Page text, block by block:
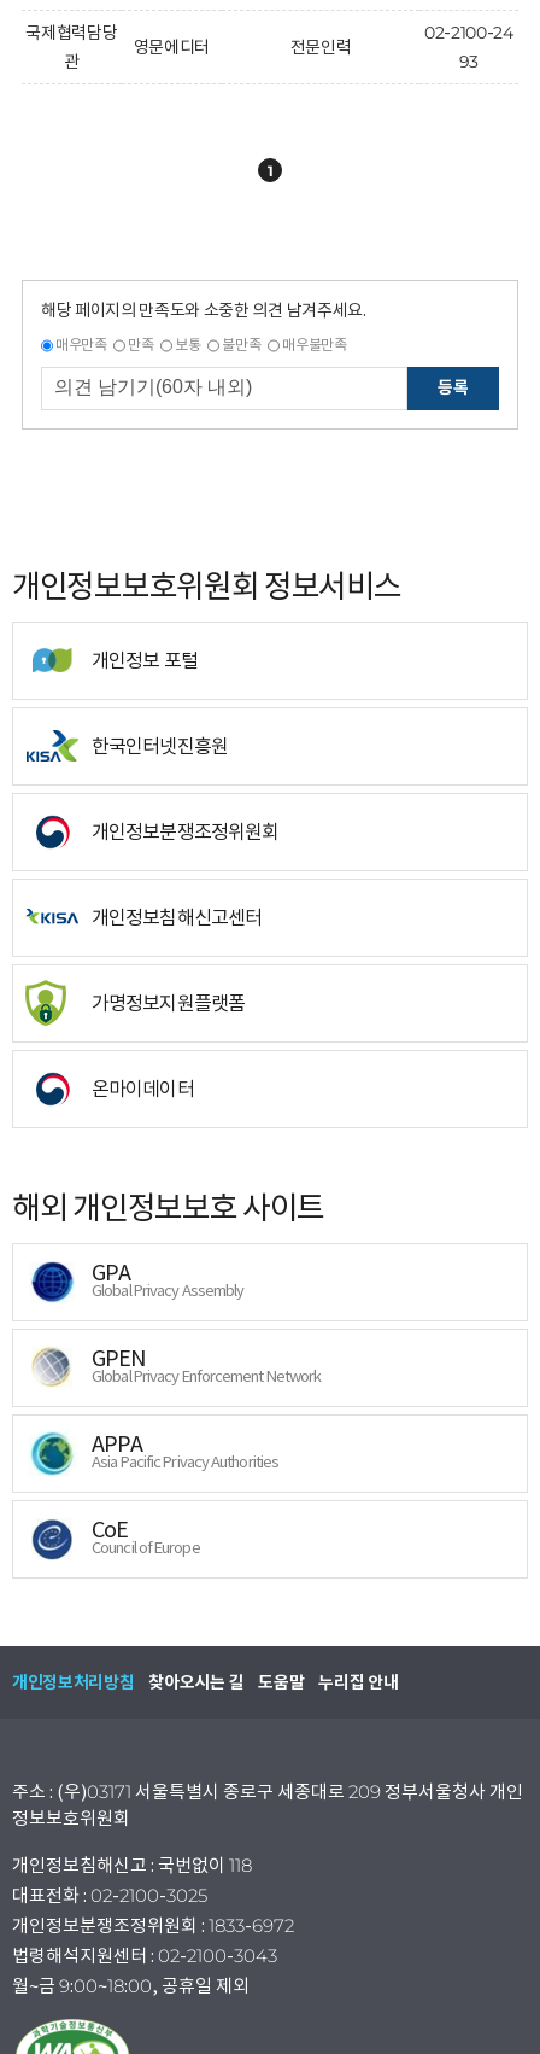
국제협력담당
관
영문에디터 전문인력
02-2100-24
93
1
해당 페이지의 만족도와 소중한 의견 남겨주세요.
매우만족 만족 보통 불만족 매우불만족
등록
개인정보보호위원회 정보서비스
개인정보 포털
한국인터넷진흥원
개인정보분쟁조정위원회
개인정보침해신고센터
가명정보지원플랫폼
온마이데이터
해외 개인정보보호 사이트
GPA
Global Privacy Assembly
GPEN
Global Privacy Enforcement Network
APPA
Asia Pacific Privacy Authorities
CoE
Council of Europe
개인정보처리방침 찾아오시는 길 도움말 누리집 안내
주소 : (우)03171 서울특별시 종로구 세종대로 209 정부서울청사 개인
정보보호위원회
개인정보침해신고 : 국번없이 118
대표전화 : 02-2100-3025
개인정보분쟁조정위원회 : 1833-6972
법령해석지원센터 : 02-2100-3043
월~금 9:00~18:00, 공휴일 제외